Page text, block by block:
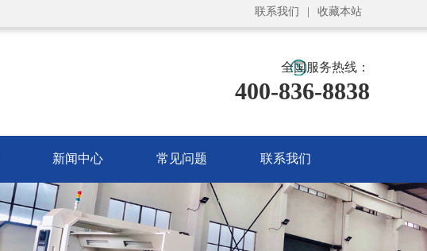
联系我们 收藏本站
全国服务热线：
400-836-8838
新闻中心 常见问题 联系我们